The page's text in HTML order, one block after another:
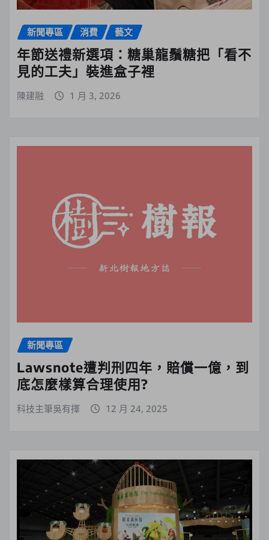
新聞專區 消費 藝文
年節送禮新選項：糖巢龍鬚糖把「看不
見的工夫」裝進盒子裡
陳建融 1 月 3, 2026
新聞專區
Lawsnote遭判刑四年，賠償一億，到
底怎麼樣算合理使用?
科技主筆吳有擇 12 月 24, 2025